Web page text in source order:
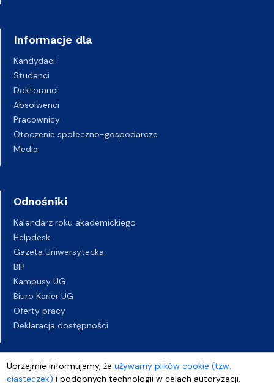
Uprzejmie informujemy, żeużywamy plików cookie (tzw.
ciasteczek) i podobnych technologii w celach autoryzacji,
Informacje dla
Kandydaci
Studenci
Doktoranci
Absolwenci
Pracownicy
Otoczenie społeczno-gospodarcze
Media
Odnośniki
Kalendarz roku akademickiego
Helpdesk
Gazeta Uniwersytecka
BIP
Kampusy UG
Biuro Karier UG
Oferty pracy
Deklaracja dostępności